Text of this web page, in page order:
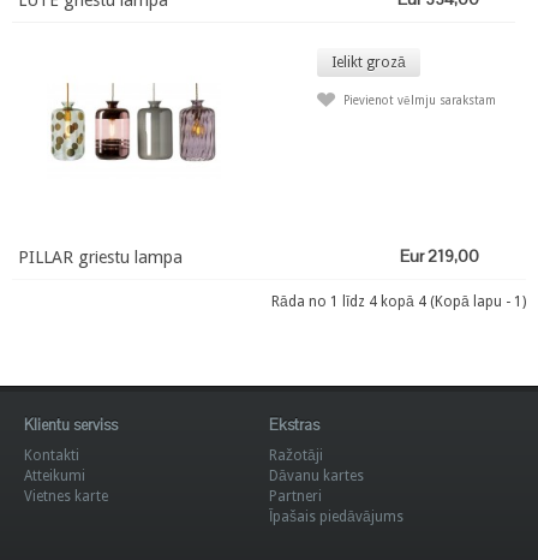
Ielikt grozā
Pievienot vēlmju sarakstam
Eur 219,00
PILLAR griestu lampa
Rāda no 1 līdz 4 kopā 4 (Kopā lapu - 1)
Klientu serviss
Kontakti
Atteikumi
Vietnes karte
Ekstras
Ražotāji
Dāvanu kartes
Partneri
Īpašais piedāvājums